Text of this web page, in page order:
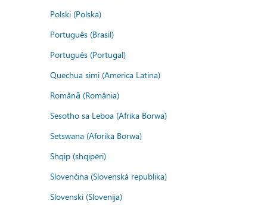
Polski (Polska)
Português (Brasil)
Português (Portugal)
Quechua simi (America Latina)
Română (România)
Sesotho sa Leboa (Afrika Borwa)
Setswana (Aforika Borwa)
Shqip (shqipëri)
Slovenčina (Slovenská republika)
Slovenski (Slovenija)